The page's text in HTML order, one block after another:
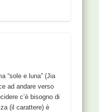
“sole e luna” (Jia
ad andare verso
c’è bisogno di
(il carattere) è